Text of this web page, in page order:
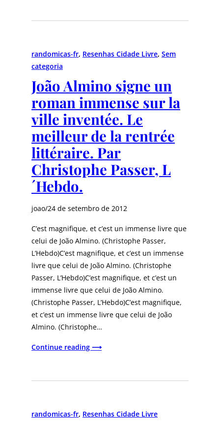
randomicas-fr, Resenhas Cidade Livre, Sem
categoria
João Almino signe un
roman immense sur la
ville inventée. Le
meilleur de la rentrée
littéraire. Par
Christophe Passer, L
´Hebdo.
joao/24 de setembro de 2012
C’est magnifique, et c’est un immense livre que
celui de João Almino. (Christophe Passer,
L’Hebdo)C’est magnifique, et c’est un immense
livre que celui de João Almino. (Christophe
Passer, L’Hebdo)C’est magnifique, et c’est un
immense livre que celui de João Almino.
(Christophe Passer, L’Hebdo)C’est magnifique,
et c’est un immense livre que celui de João
Almino. (Christophe…
Continue reading ⟶
randomicas-fr, Resenhas Cidade Livre